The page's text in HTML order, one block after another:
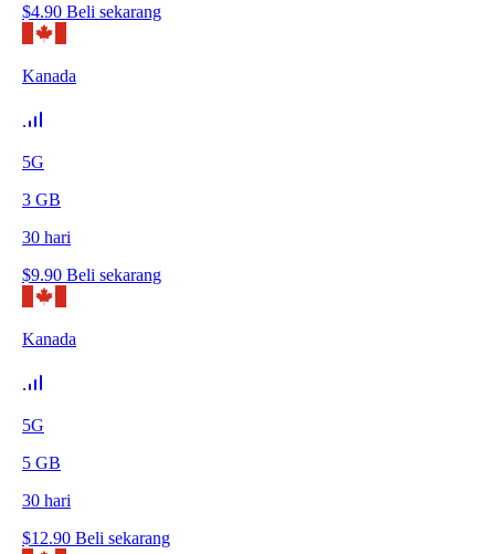
$4.90 Beli sekarang
Kanada
5G
3 GB
30 hari
$9.90 Beli sekarang
Kanada
5G
5 GB
30 hari
$12.90 Beli sekarang